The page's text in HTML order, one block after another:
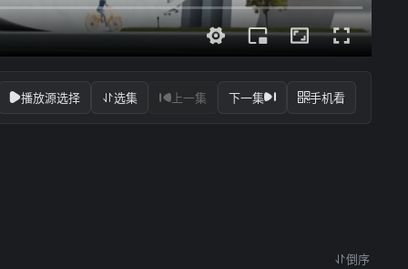
播放源选择 选集 上一集 下一集 手机看
倒序